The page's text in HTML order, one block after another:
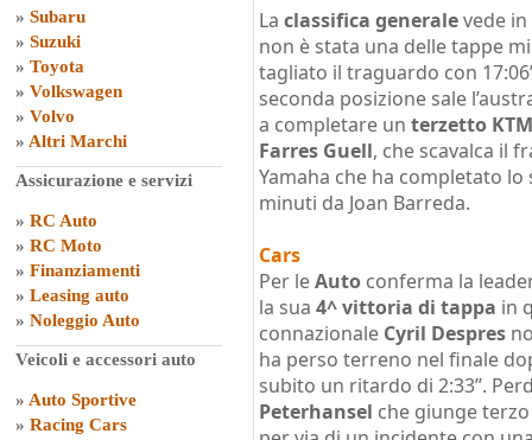
» Subaru
» Suzuki
» Toyota
» Volkswagen
» Volvo
» Altri Marchi
Assicurazione e servizi
» RC Auto
» RC Moto
» Finanziamenti
» Leasing auto
» Noleggio Auto
Veicoli e accessori auto
» Auto Sportive
» Racing Cars
La classifica generalevede
non è stata una delle tappe
tagliato il traguardo con
seconda posizione sale
a completare un terzetto KTM
Farres Guell, che scavalca il
Yamaha che ha completato
minuti da Joan Barreda.
Cars
Per leAuto conferma la
la sua 4^ vittoria di tappa in
connazionale Cyril Despres
ha perso terreno nel finale
subito un ritardo di 2:33’’.
Peterhansel che giunge terzo